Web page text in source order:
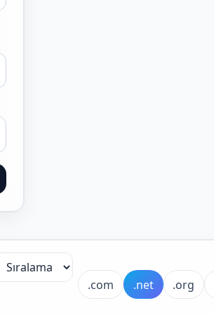
.com .net .org